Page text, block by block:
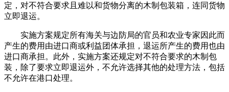
定，对不符合要求且难以和货物分离的木制包装箱，连同货物
立即退运。
实施方案规定所有海关与边防局的官员和农业专家因此而
产生的费用由进口商或利益团体承担，退运所产生的费用也由
进口商承担。此外，实施方案还规定对不符合要求的木制包
装，除了要求立即退运外，不允许选择其他的处理方法，包括
不允许在港口处理。